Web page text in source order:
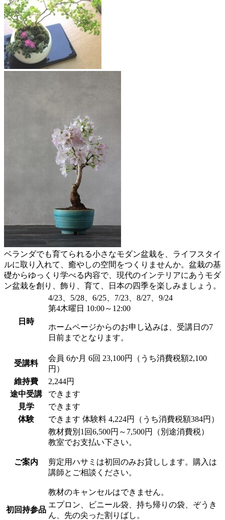
ベランダでも育てられる小さなモダン盆栽を、ライフスタイ
ルに取り入れて、癒やしの空間をつくりませんか。盆栽の基
礎からゆっくり学べる内容で、現代のインテリアにあうモダ
ン盆栽を創り、飾り、育て、日本の四季を楽しみましょう。
日時
4/23、5/28、6/25、7/23、8/27、9/24
第4木曜日 10:00～12:00
ホームページからのお申し込みは、受講日の7
日前までとなります。
受講料
会員 6か月 6回 23,100円（うち消費税額2,100
円）
維持費
2,244円
途中受講
できます
見学
できます
体験
できます 体験料 4,224円（うち消費税額384円）
ご案内
教材費別1回6,500円～7,500円（別途消費税）
教室でお支払い下さい。
剪定用ハサミは初回のみお貸しします。購入は
講師とご相談ください。
教材のキャンセルはできません。
初回持参品
エプロン、ビニール袋、持ち帰りの袋、ぞうき
ん、先の尖った割りばし。